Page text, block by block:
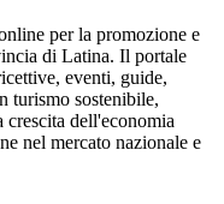
per la promozione e
di Latina. Il portale
eventi, guide,
turismo sostenibile,
crescita dell'economia
nel mercato nazionale e